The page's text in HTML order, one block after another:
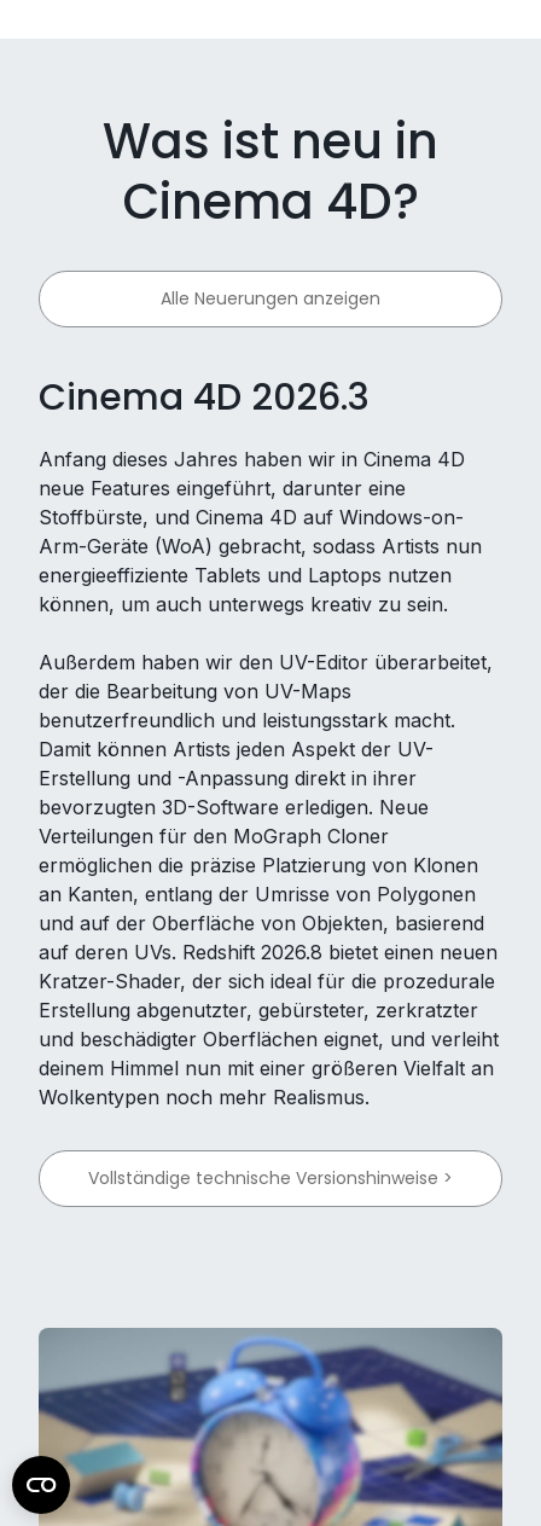
Was ist neu in
Cinema 4D?
Alle Neuerungen anzeigen
Cinema 4D 2026.3
Anfang dieses Jahres haben wir in Cinema 4D
neue Features eingeführt, darunter eine
Stoffbürste, und Cinema 4D auf Windows-on-
Arm-Geräte (WoA) gebracht, sodass Artists nun
energieeffiziente Tablets und Laptops nutzen
können, um auch unterwegs kreativ zu sein.
Außerdem haben wir den UV-Editor überarbeitet,
der die Bearbeitung von UV-Maps
benutzerfreundlich und leistungsstark macht.
Damit können Artists jeden Aspekt der UV-
Erstellung und -Anpassung direkt in ihrer
bevorzugten 3D-Software erledigen. Neue
Verteilungen für den MoGraph Cloner
ermöglichen die präzise Platzierung von Klonen
an Kanten, entlang der Umrisse von Polygonen
und auf der Oberfläche von Objekten, basierend
auf deren UVs. Redshift 2026.8 bietet einen neuen
Kratzer-Shader, der sich ideal für die prozedurale
Erstellung abgenutzter, gebürsteter, zerkratzter
und beschädigter Oberflächen eignet, und verleiht
deinem Himmel nun mit einer größeren Vielfalt an
Wolkentypen noch mehr Realismus.
Vollständige technische Versionshinweise >